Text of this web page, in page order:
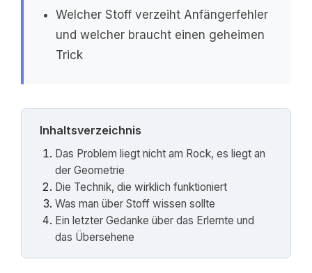
Welcher Stoff verzeiht Anfängerfehler
und welcher braucht einen geheimen
Trick
Inhaltsverzeichnis
Das Problem liegt nicht am Rock, es liegt an
der Geometrie
Die Technik, die wirklich funktioniert
Was man über Stoff wissen sollte
Ein letzter Gedanke über das Erlernte und
das Übersehene